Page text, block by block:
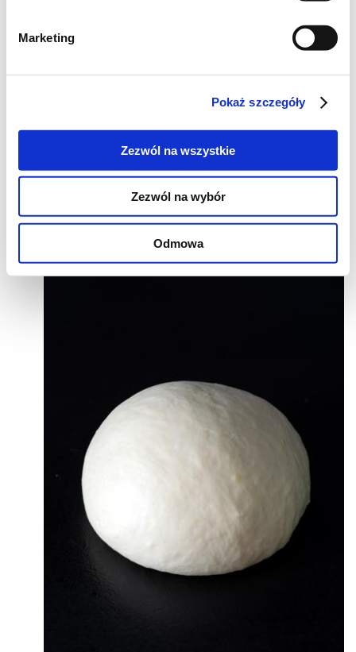
Marketing
Pokaż szczegóły
Zezwól na wszystkie
Zezwól na wybór
Odmowa